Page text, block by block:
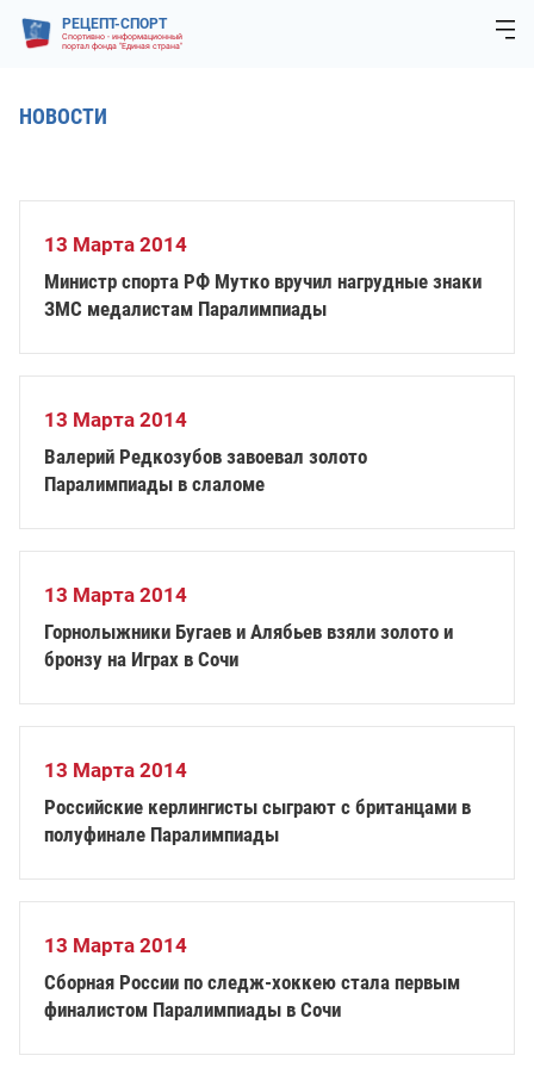
РЕЦЕПТ-СПОРТ
Спортивно - информационный
портал фонда "Единая страна"
НОВОСТИ
13 Марта 2014
Министр спорта РФ Мутко вручил нагрудные знаки
ЗМС медалистам Паралимпиады
13 Марта 2014
Валерий Редкозубов завоевал золото
Паралимпиады в слаломе
13 Марта 2014
Горнолыжники Бугаев и Алябьев взяли золото и
бронзу на Играх в Сочи
13 Марта 2014
Российские керлингисты сыграют с британцами в
полуфинале Паралимпиады
13 Марта 2014
Сборная России по следж-хоккею стала первым
финалистом Паралимпиады в Сочи